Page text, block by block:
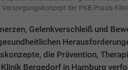
der PKB Praxis-
Gelenkverschleiß und
die Prävention,
Bergedorf in Hamburg